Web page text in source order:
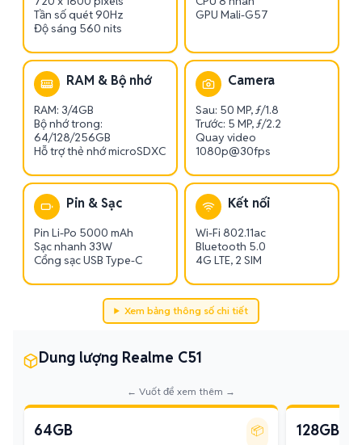
Tần số quét 90Hz
Độ sáng 560 nits
GPU Mali-G57
RAM & Bộ nhớ
RAM: 3/4GB
Bộ nhớ trong:
64/128/256GB
Hỗ trợ thẻ nhớ microSDXC
Camera
Sau: 50 MP, ƒ/1.8
Trước: 5 MP, ƒ/2.2
Quay video
1080p@30fps
Pin & Sạc
Pin Li-Po 5000 mAh
Sạc nhanh 33W
Cổng sạc USB Type-C
Kết nối
Wi-Fi 802.11ac
Bluetooth 5.0
4G LTE, 2 SIM
Xem bảng thông số chi tiết
Dung lượng Realme C51
← Vuốt để xem thêm →
64GB 📦 128GB